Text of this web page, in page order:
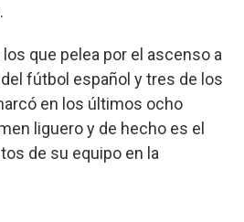
que pelea por el ascenso a
fútbol español y tres de los
en los últimos ocho
liguero y de hecho es el
de su equipo en la